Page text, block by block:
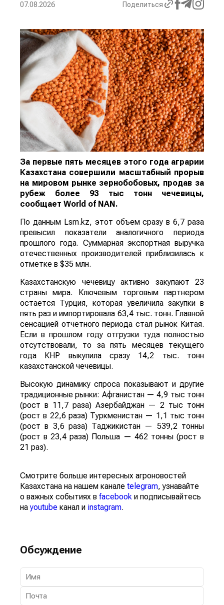
07.08.2026 Поделиться
За первые пять месяцев этого года аграрии
Казахстана совершили масштабный прорыв
на мировом рынке зернобобовых, продав за
рубеж более 93 тыс тонн чечевицы,
сообщает World of NAN.
По данным Lsm.kz, этот объем сразу в 6,7 раза
превысил показатели аналогичного периода
прошлого года. Суммарная экспортная выручка
отечественных производителей приблизилась к
отметке в $35 млн.
Казахстанскую чечевицу активно закупают 23
страны мира. Ключевым торговым партнером
остается Турция, которая увеличила закупки в
пять раз и импортировала 63,4 тыс. тонн. Главной
сенсацией отчетного периода стал рынок Китая.
Если в прошлом году отгрузки туда полностью
отсутствовали, то за пять месяцев текущего
года КНР выкупила сразу 14,2 тыс. тонн
казахстанской чечевицы.
Высокую динамику спроса показывают и другие
традиционные рынки: Афганистан — 4,9 тыс тонн
(рост в 11,7 раза) Азербайджан — 2 тыс тонн
(рост в 22,6 раза) Туркменистан — 1,1 тыс тонн
(рост в 3,6 раза) Таджикистан — 539,2 тонны
(рост в 23,4 раза) Польша — 462 тонны (рост в
21 раз).
Смотрите больше интересных агроновостей
Казахстана на нашем канале telegram, узнавайте
о важных событиях в facebook и подписывайтесь
наyoutube канал и instagram.
Обсуждение